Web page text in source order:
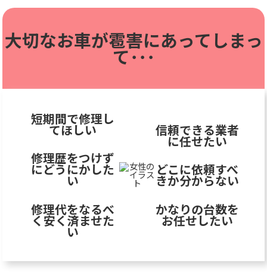
大切なお車が雹害にあってしまっ
て･･･
短期間で修理し
てほしい
修理歴をつけず
にどうにかした
い
修理代をなるべ
く安く済ませた
い
信頼できる業者
に任せたい
どこに依頼すべ
きか分からない
かなりの台数を
お任せしたい